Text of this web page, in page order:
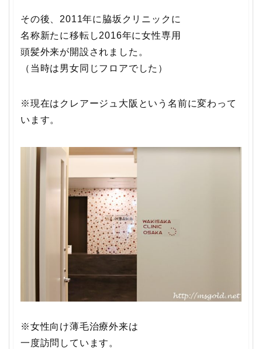
その後、2011年に脇坂クリニックに
名称新たに移転し2016年に女性専用
頭髪外来が開設されました。
（当時は男女同じフロアでした）
※現在はクレアージュ大阪という名前に変わって
います。
※女性向け薄毛治療外来は
一度訪問しています。